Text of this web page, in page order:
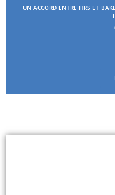
UN ACCORD ENTRE HRS ET